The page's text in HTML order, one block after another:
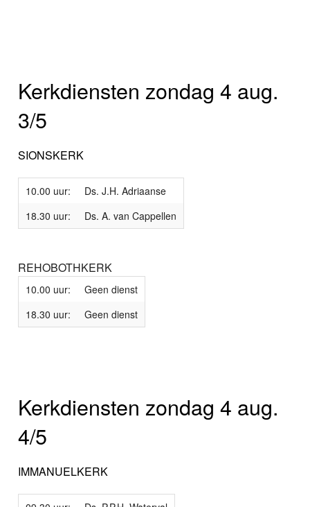
Kerkdiensten zondag 4 aug.
3/5
SIONSKERK
10.00 uur:
Ds. J.H. Adriaanse
18.30 uur:
Ds. A. van Cappellen
REHOBOTHKERK
10.00 uur:
Geen dienst
18.30 uur:
Geen dienst
Kerkdiensten zondag 4 aug.
4/5
IMMANUELKERK